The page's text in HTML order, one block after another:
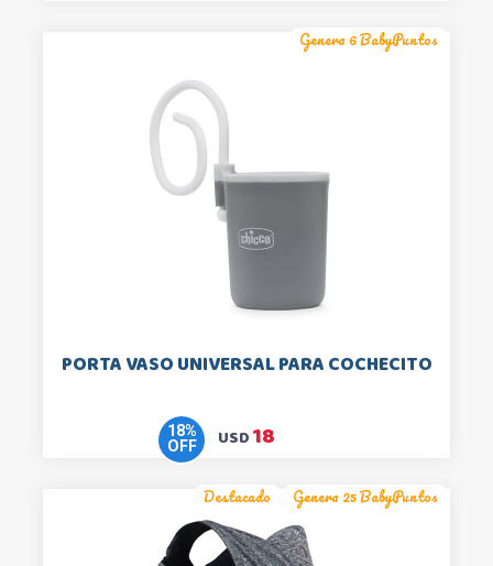
Genera 6 BabyPuntos
PORTA VASO UNIVERSAL PARA COCHECITO
18%
OFF
USD18
Destacado Genera 25 BabyPuntos